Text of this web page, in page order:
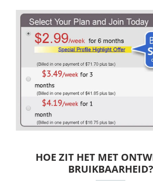
HOE ZIT HET MET
BRUIKBAARHEID?